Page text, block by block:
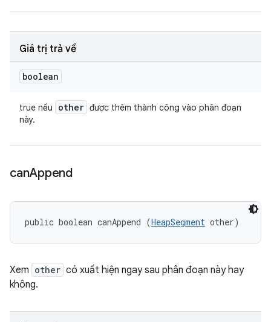
Giá trị trả về
boolean
true nếu other được thêm thành công vào phân đoạn
này.
canAppend
public boolean canAppend (HeapSegment other)
Xem other có xuất hiện ngay sau phân đoạn này hay
không.